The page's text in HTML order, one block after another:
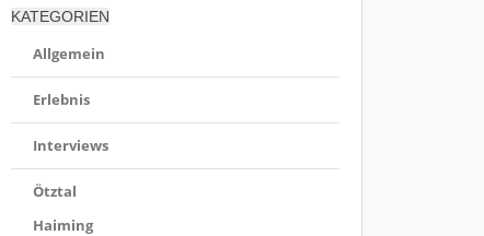
KATEGORIEN
Allgemein
Erlebnis
Interviews
Ötztal
Haiming